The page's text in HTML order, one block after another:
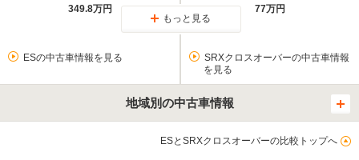
349.8万円
77万円
もっと見る
ESの中古車情報を見る
SRXクロスオーバーの中古車情報
を見る
地域別の中古車情報
ESとSRXクロスオーバーの比較トップへ